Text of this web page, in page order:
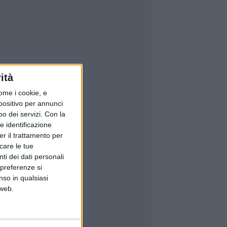
i cookie, e
per annunci
dei servizi. Con la
identificazione
il trattamento per
le tue
dei dati personali
si
in qualsiasi